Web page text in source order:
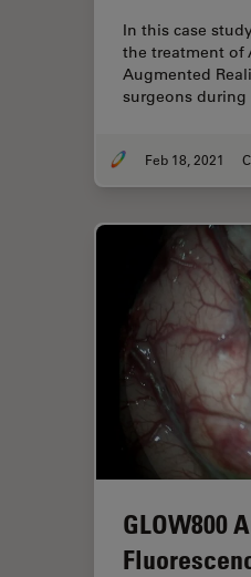
In this case
the treatment of
Augmented
surgeons
Feb 18, 2021
GLOW800